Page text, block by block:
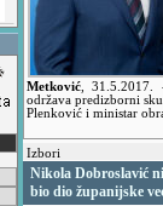
Metković ,31.5.2017.
održava predizborni
Plenković i ministar
Izbori
Nikola Dobroslavić
bio dio županijske